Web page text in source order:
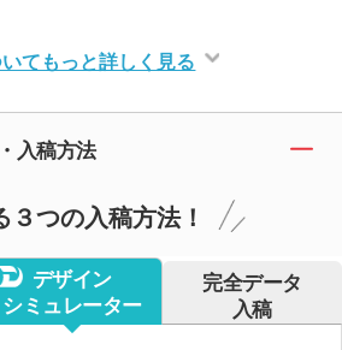
てもっと詳しく見る
入稿方法
３つの入稿方法！
デザイン
シミュレーター
完全データ
入稿